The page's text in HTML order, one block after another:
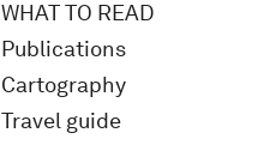
WHAT TO READ
Publications
Cartography
Travel guide